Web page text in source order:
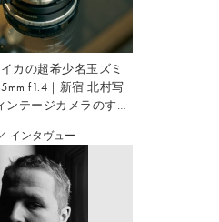
カの超希少名玉ズミ
f1.4｜新宿 北村写
ンテージカメラのすす
インタヴュー